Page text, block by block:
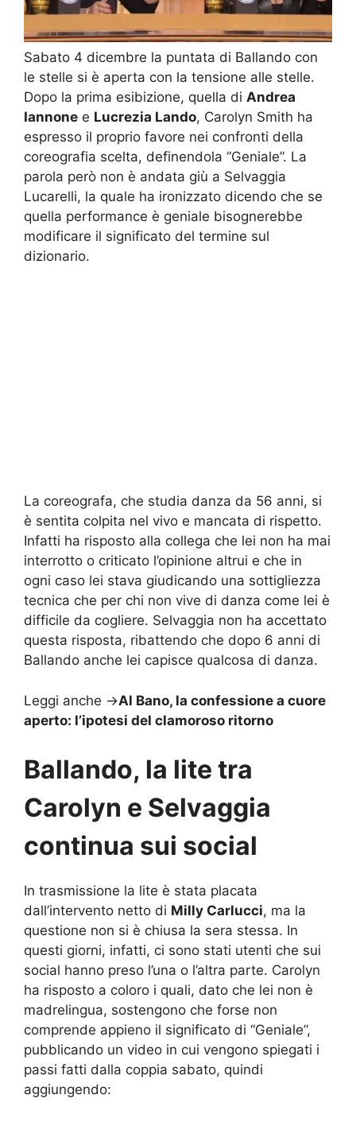
Sabato 4 dicembre la puntata di Ballando con
le stelle si è aperta con la tensione alle stelle.
Dopo la prima esibizione, quella di Andrea
Iannone e Lucrezia Lando, Carolyn Smith ha
espresso il proprio favore nei confronti della
coreografia scelta, definendola “Geniale”. La
parola però non è andata giù a Selvaggia
Lucarelli, la quale ha ironizzato dicendo che se
quella performance è geniale bisognerebbe
modificare il significato del termine sul
dizionario.
La coreografa, che studia danza da 56 anni, si
è sentita colpita nel vivo e mancata di rispetto.
Infatti ha risposto alla collega che lei non ha mai
interrotto o criticato l’opinione altrui e che in
ogni caso lei stava giudicando una sottigliezza
tecnica che per chi non vive di danza come lei è
difficile da cogliere. Selvaggia non ha accettato
questa risposta, ribattendo che dopo 6 anni di
Ballando anche lei capisce qualcosa di danza.
Leggi anche ->Al Bano, la confessione a cuore
aperto: l’ipotesi del clamoroso ritorno
Ballando, la lite tra
Carolyn e Selvaggia
continua sui social
In trasmissione la lite è stata placata
dall’intervento netto di Milly Carlucci, ma la
questione non si è chiusa la sera stessa. In
questi giorni, infatti, ci sono stati utenti che sui
social hanno preso l’una o l’altra parte. Carolyn
ha risposto a coloro i quali, dato che lei non è
madrelingua, sostengono che forse non
comprende appieno il significato di “Geniale”,
pubblicando un video in cui vengono spiegati i
passi fatti dalla coppia sabato, quindi
aggiungendo: